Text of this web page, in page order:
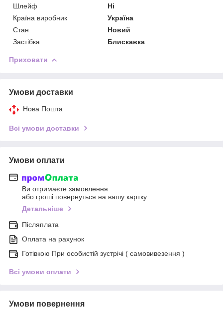
Шлейф
Ні
Країна виробник
Україна
Стан
Новий
Застібка
Блискавка
Приховати
Умови доставки
Нова Пошта
Всі умови доставки
Умови оплати
Ви отримаєте замовлення
або гроші повернуться на вашу картку
Детальніше
Післяплата
Оплата на рахунок
Готівкою При особистій зустрічі ( самовивезення )
Всі умови оплати
Умови повернення